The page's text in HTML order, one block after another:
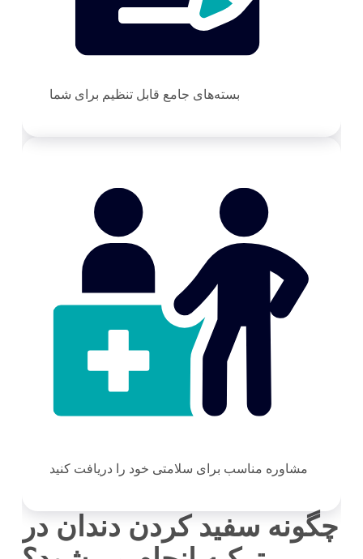
بسته‌های جامع قابل تنظیم برای شما
مشاوره مناسب برای سلامتی خود را دریافت کنید
چگونه سفید کردن دندان در